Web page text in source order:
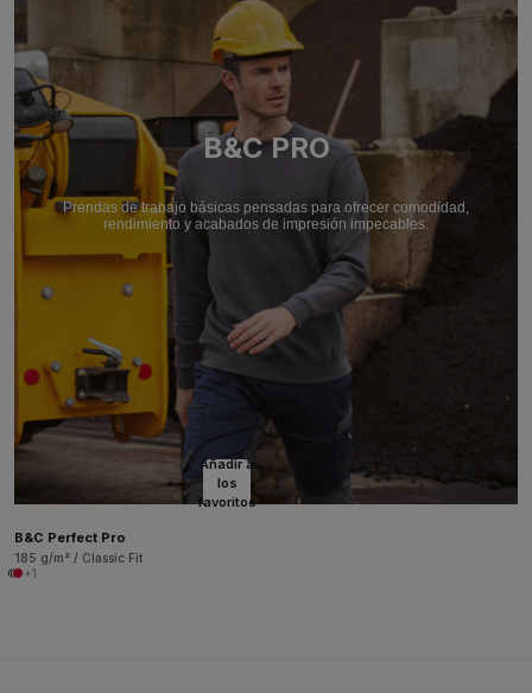
B&C PRO
Prendas de trabajo básicas pensadas para ofrecer comodidad,
rendimiento y acabados de impresión impecables.
Añadir a
los
favoritos
B&C Perfect Pro
185 g/m² / Classic Fit
+1